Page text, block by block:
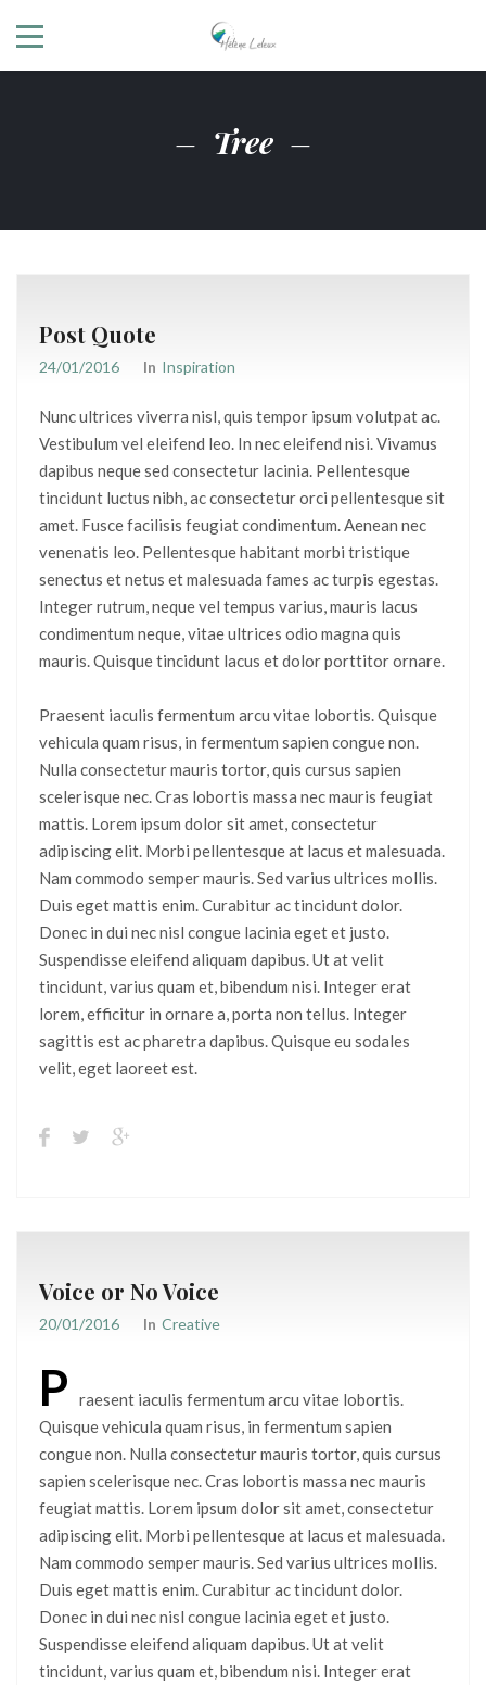
Tree
Post Quote
24/01/2016 In Inspiration
Nunc ultrices viverra nisl, quis tempor ipsum volutpat ac.
Vestibulum vel eleifend leo. In nec eleifend nisi. Vivamus
dapibus neque sed consectetur lacinia. Pellentesque
tincidunt luctus nibh, ac consectetur orci pellentesque sit
amet. Fusce facilisis feugiat condimentum. Aenean nec
venenatis leo. Pellentesque habitant morbi tristique
senectus et netus et malesuada fames ac turpis egestas.
Integer rutrum, neque vel tempus varius, mauris lacus
condimentum neque, vitae ultrices odio magna quis
mauris. Quisque tincidunt lacus et dolor porttitor ornare.
Praesent iaculis fermentum arcu vitae lobortis. Quisque
vehicula quam risus, in fermentum sapien congue non.
Nulla consectetur mauris tortor, quis cursus sapien
scelerisque nec. Cras lobortis massa nec mauris feugiat
mattis. Lorem ipsum dolor sit amet, consectetur
adipiscing elit. Morbi pellentesque at lacus et malesuada.
Nam commodo semper mauris. Sed varius ultrices mollis.
Duis eget mattis enim. Curabitur ac tincidunt dolor.
Donec in dui nec nisl congue lacinia eget et justo.
Suspendisse eleifend aliquam dapibus. Ut at velit
tincidunt, varius quam et, bibendum nisi. Integer erat
lorem, efficitur in ornare a, porta non tellus. Integer
sagittis est ac pharetra dapibus. Quisque eu sodales
velit, eget laoreet est.
Voice or No Voice
20/01/2016 In Creative
P
raesent iaculis fermentum arcu vitae lobortis.
Quisque vehicula quam risus, in fermentum sapien
congue non. Nulla consectetur mauris tortor, quis cursus
sapien scelerisque nec. Cras lobortis massa nec mauris
feugiat mattis. Lorem ipsum dolor sit amet, consectetur
adipiscing elit. Morbi pellentesque at lacus et malesuada.
Nam commodo semper mauris. Sed varius ultrices mollis.
Duis eget mattis enim. Curabitur ac tincidunt dolor.
Donec in dui nec nisl congue lacinia eget et justo.
Suspendisse eleifend aliquam dapibus. Ut at velit
tincidunt, varius quam et, bibendum nisi. Integer erat